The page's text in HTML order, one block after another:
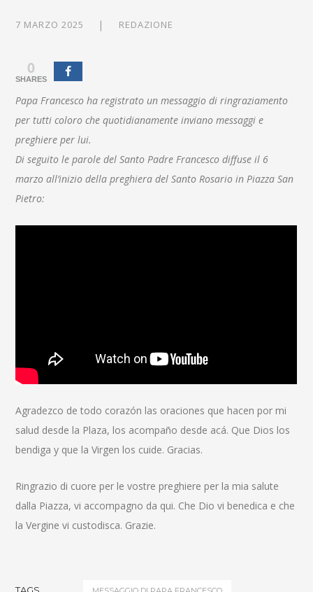
7 MARZO 2025 REDAZIONE
0
SHARES
Papa Francesco ha registrato un messaggio di ringraziamento
per tutti coloro che quotidianamente inviano messaggi e
preghiere per lui.
Di seguito le parole del Santo Padre Francesco diffuse il 6
marzo all’inizio della preghiera del Santo Rosario in Piazza San
Pietro:
Agradezco de todo corazón las oraciones que hacen por mi
salud desde la Plaza, los acompaño desde acá. Que Dios los
bendiga y que la Virgen los cuide. Gracias.
Ringrazio di cuore per le vostre preghiere per la mia salute
dalla Piazza, vi accompagno da qui. Che Dio vi benedica e che
la Vergine vi custodisca. Grazie.